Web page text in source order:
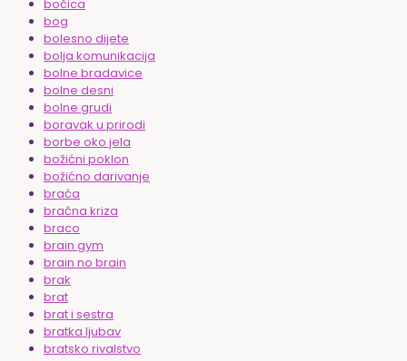
bočica
bog
bolesno dijete
bolja komunikacija
bolne bradavice
bolne desni
bolne grudi
boravak u prirodi
borbe oko jela
božićni poklon
božićno darivanje
braća
bračna kriza
braco
brain gym
brain no brain
brak
brat
brat i sestra
bratka ljubav
bratsko rivalstvo